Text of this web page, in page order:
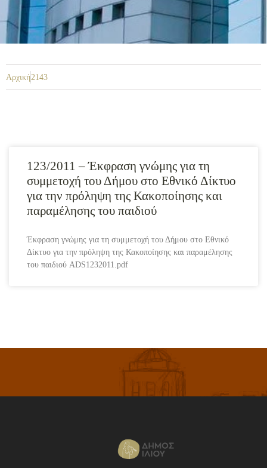
Αρχική2143
123/2011 – Έκφραση γνώμης για τη
συμμετοχή του Δήμου στο Εθνικό Δίκτυο
για την πρόληψη της Κακοποίησης και
παραμέλησης του παιδιού
Έκφραση γνώμης για τη συμμετοχή του Δήμου στο Εθνικό
Δίκτυο για την πρόληψη της Κακοποίησης και παραμέλησης
του παιδιού ADS1232011.pdf